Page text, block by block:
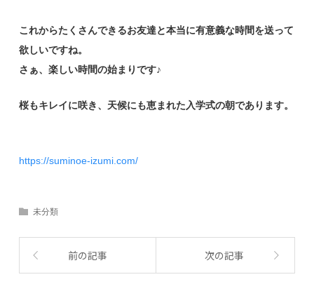
これからたくさんできるお友達と本当に有意義な時間を送って
欲しいですね。
さぁ、楽しい時間の始まりです♪
桜もキレイに咲き、天候にも恵まれた入学式の朝であります。
https://suminoe-izumi.com/
未分類
前の記事 次の記事